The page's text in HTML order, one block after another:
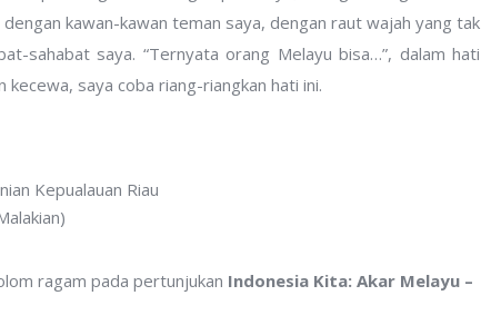
kawan-kawan teman saya, dengan raut wajah yang tak
sahabat saya. “Ternyata orang Melayu bisa…”, dalam hati
kecewa, saya coba riang-riangkan hati ini.
Kepualauan Riau
ragam pada pertunjukan Indonesia Kita: Akar Melayu –